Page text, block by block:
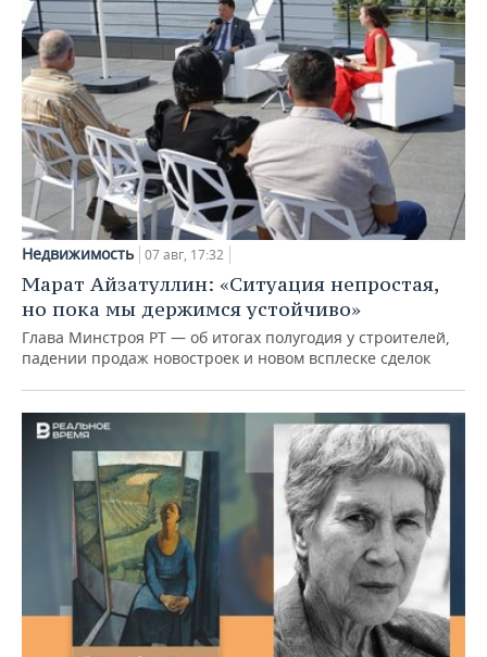
Недвижимость 07 авг, 17:32
Марат Айзатуллин: «Ситуация непростая,
но пока мы держимся устойчиво»
Глава Минстроя РТ — об итогах полугодия у строителей,
падении продаж новостроек и новом всплеске сделок